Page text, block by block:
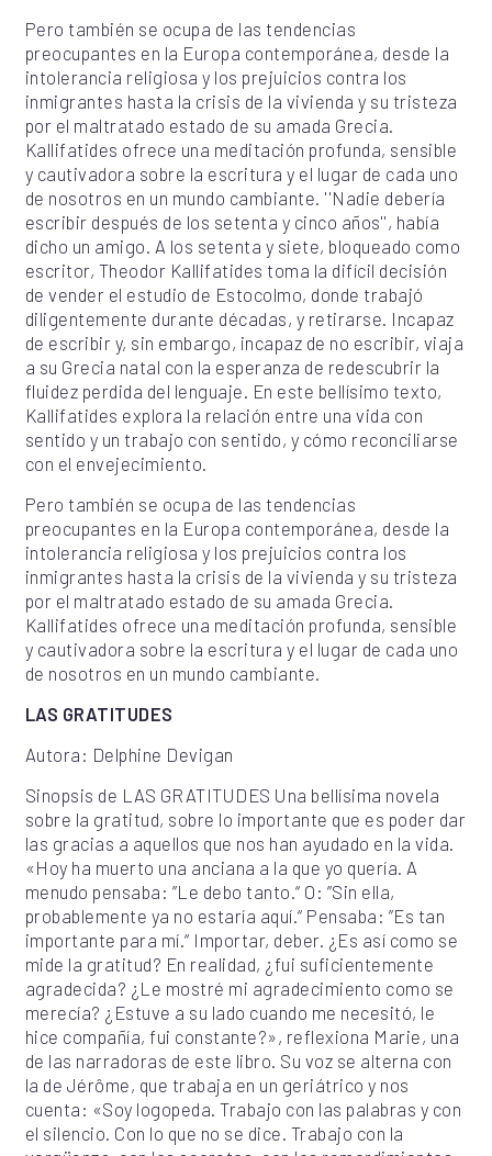
Pero también se ocupa de las tendencias
preocupantes en la Europa contemporánea, desde la
intolerancia religiosa y los prejuicios contra los
inmigrantes hasta la crisis de la vivienda y su tristeza
por el maltratado estado de su amada Grecia.
Kallifatides ofrece una meditación profunda, sensible
y cautivadora sobre la escritura y el lugar de cada uno
de nosotros en un mundo cambiante. ''Nadie debería
escribir después de los setenta y cinco años'', había
dicho un amigo. A los setenta y siete, bloqueado como
escritor, Theodor Kallifatides toma la difícil decisión
de vender el estudio de Estocolmo, donde trabajó
diligentemente durante décadas, y retirarse. Incapaz
de escribir y, sin embargo, incapaz de no escribir, viaja
a su Grecia natal con la esperanza de redescubrir la
fluidez perdida del lenguaje. En este bellísimo texto,
Kallifatides explora la relación entre una vida con
sentido y un trabajo con sentido, y cómo reconciliarse
con el envejecimiento.
Pero también se ocupa de las tendencias
preocupantes en la Europa contemporánea, desde la
intolerancia religiosa y los prejuicios contra los
inmigrantes hasta la crisis de la vivienda y su tristeza
por el maltratado estado de su amada Grecia.
Kallifatides ofrece una meditación profunda, sensible
y cautivadora sobre la escritura y el lugar de cada uno
de nosotros en un mundo cambiante.
LAS GRATITUDES
Autora: Delphine Devigan
Sinopsis de LAS GRATITUDES Una bellísima novela
sobre la gratitud, sobre lo importante que es poder dar
las gracias a aquellos que nos han ayudado en la vida.
«Hoy ha muerto una anciana a la que yo quería. A
menudo pensaba: ”Le debo tanto.“ O: ”Sin ella,
probablemente ya no estaría aquí.“ Pensaba: ”Es tan
importante para mí.“ Importar, deber. ¿Es así como se
mide la gratitud? En realidad, ¿fui suficientemente
agradecida? ¿Le mostré mi agradecimiento como se
merecía? ¿Estuve a su lado cuando me necesitó, le
hice compañía, fui constante?», reflexiona Marie, una
de las narradoras de este libro. Su voz se alterna con
la de Jérôme, que trabaja en un geriátrico y nos
cuenta: «Soy logopeda. Trabajo con las palabras y con
el silencio. Con lo que no se dice. Trabajo con la